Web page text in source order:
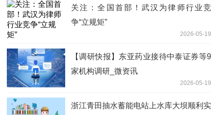
关注：全国首部！武汉为律师行业竞
争“立规矩”
2026-05-19
【调研快报】东亚药业接待中泰证券等9
家机构调研_微资讯
2026-05-19
浙江青田抽水蓄能电站上水库大坝顺利实